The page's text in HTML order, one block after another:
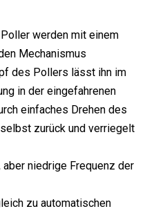
werden mit einem
Mechanismus
des Pollers lässt ihn im
in der eingefahrenen
einfaches Drehen des
zurück und verriegelt
niedrige Frequenz der
zu automatischen